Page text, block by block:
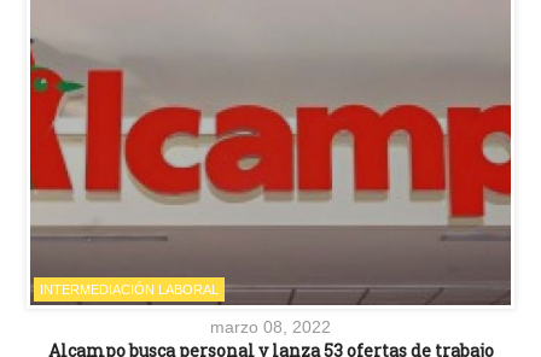
INTERMEDIACIÓN LABORAL
marzo 08, 2022
Alcampo busca personal y lanza 53 ofertas de trabajo